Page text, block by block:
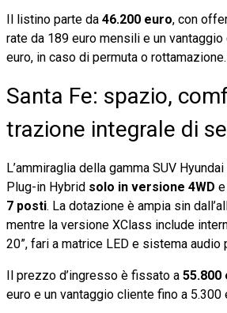
Il listino parte da 46.200 euro, con
rate da 189 euro mensili e un
euro, in caso di permuta o rottamazione.
Santa Fe: spazio,
trazione integrale di
L’ammiraglia della gamma SUV
Plug-in Hybrid solo in versione 4WD
7 posti. La dotazione è ampia sin
mentre la versione XClass include
20”, fari a matrice LED e sistema audio
Il prezzo d’ingresso è fissato a 55.800
euro e un vantaggio cliente fino a 5.300